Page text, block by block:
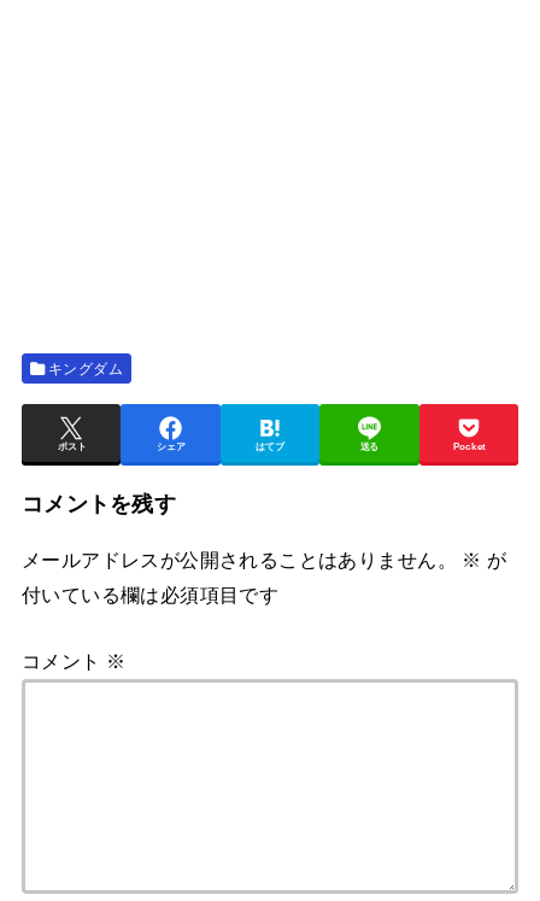
キングダム
ポスト シェア はてブ 送る Pocket
コメントを残す
メールアドレスが公開されることはありません。 ※ が
付いている欄は必須項目です
コメント ※